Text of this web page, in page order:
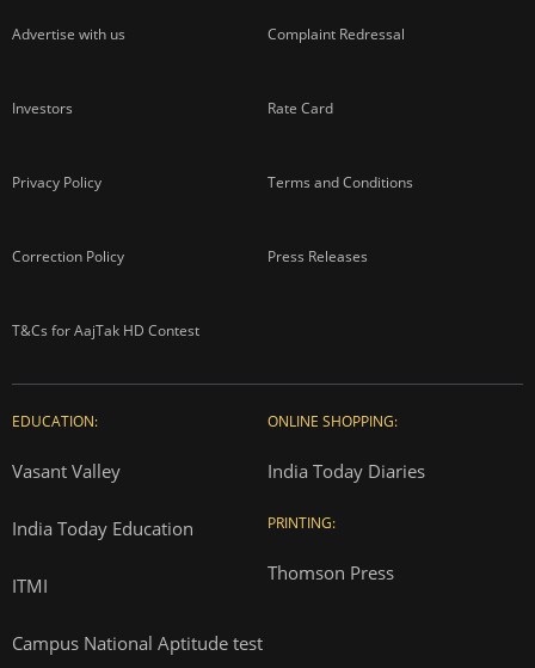
Advertise with us Complaint Redressal
Investors Rate Card
Privacy Policy Terms and Conditions
Correction Policy Press Releases
T&Cs for AajTak HD Contest
EDUCATION:
Vasant Valley
India Today Education
ITMI
Campus National Aptitude test
ONLINE SHOPPING:
India Today Diaries
PRINTING:
Thomson Press